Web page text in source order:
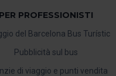
PER PROFESSIONISTI
del Barcelona Bus Turístic
Pubblicità sul bus
di viaggio e punti vendita